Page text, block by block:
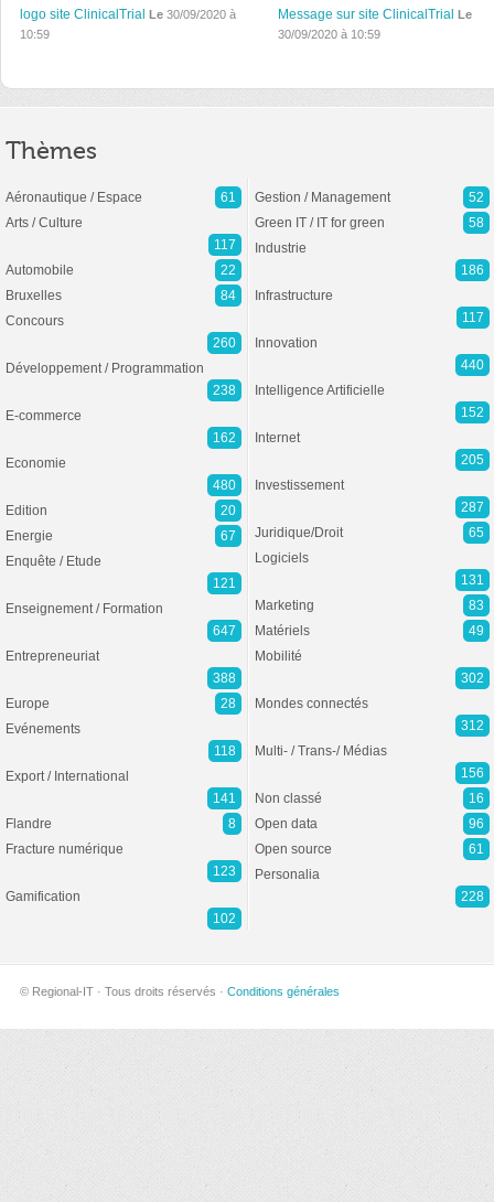
logo site ClinicalTrial Le 30/09/2020 à
10:59
Message sur site ClinicalTrial Le
30/09/2020 à 10:59
Thèmes
Aéronautique / Espace
61
Arts / Culture
117
Automobile
22
Bruxelles
84
Concours
260
Développement / Programmation
238
E-commerce
162
Economie
480
Edition
20
Energie
67
Enquête / Etude
121
Enseignement / Formation
647
Entrepreneuriat
388
Europe
28
Evénements
118
Export / International
141
Flandre
8
Fracture numérique
123
Gamification
102
Gestion / Management
52
Green IT / IT for green
58
Industrie
186
Infrastructure
117
Innovation
440
Intelligence Artificielle
152
Internet
205
Investissement
287
Juridique/Droit
65
Logiciels
131
Marketing
83
Matériels
49
Mobilité
302
Mondes connectés
312
Multi- / Trans-/ Médias
156
Non classé
16
Open data
96
Open source
61
Personalia
228
© Regional-IT · Tous droits réservés · Conditions générales